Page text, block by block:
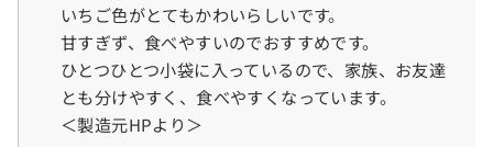
いちご色がとてもかわいらしいです。
甘すぎず、食べやすいのでおすすめです。
ひとつひとつ小袋に入っているので、家族、お友達
とも分けやすく、食べやすくなっています。
＜製造元HPより＞